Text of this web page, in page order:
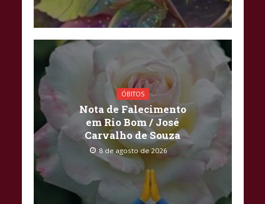
ÓBITOS
Nota de Falecimento
em Rio Bom / José
Carvalho de Souza
8 de agosto de 2026